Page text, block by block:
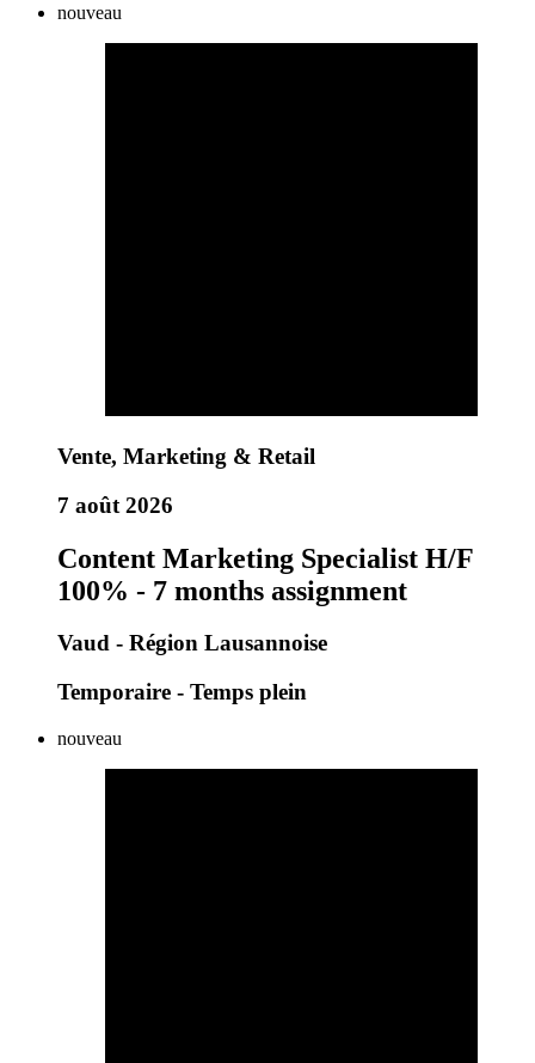
nouveau
Vente, Marketing & Retail
7 août 2026
Content Marketing Specialist H/F
100% - 7 months assignment
Vaud - Région Lausannoise
Temporaire - Temps plein
nouveau